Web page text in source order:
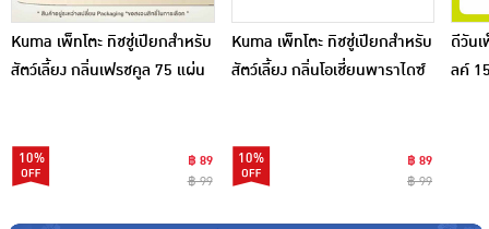
Kuma เพ็ทโตะ ทิชชู่เปียกสำหรับ
สัตว์เลี้ยง กลิ่นเฟรชคูล 75 แผ่น
10%
฿ 89
฿ 99
Kuma เพ็ทโตะ ทิชชู่เปียกสำหรับ
สัตว์เลี้ยง กลิ่นโอเชี่ยนพาราไดซ์
10%
฿ 89
฿ 99
ดีวัน
ลค์